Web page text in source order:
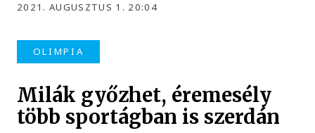
2021. AUGUSZTUS 1. 20:04
OLIMPIA
Milák győzhet, éremesély
több sportágban is szerdán